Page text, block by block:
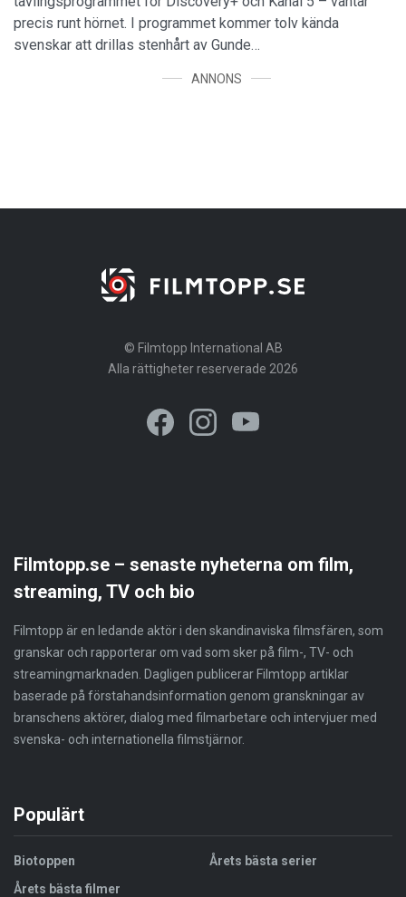
precis runt hörnet. I programmet kommer tolv kända
svenskar att drillas stenhårt av Gunde…
ANNONS
© Filmtopp International AB
Alla rättigheter reserverade 2026
Filmtopp.se – senaste nyheterna om film,
streaming, TV och bio
Filmtopp är en ledande aktör i den skandinaviska filmsfären, som
granskar och rapporterar om vad som sker på film-, TV- och
streamingmarknaden. Dagligen publicerar Filmtopp artiklar
baserade på förstahandsinformation genom granskningar av
branschens aktörer, dialog med filmarbetare och intervjuer med
svenska- och internationella filmstjärnor.
Populärt
Biotoppen
Årets bästa filmer
Årets bästa serier